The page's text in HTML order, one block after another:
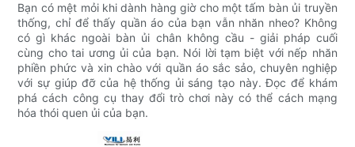
Bạn có mệt mỏi khi dành hàng giờ cho một tấm bàn ủi truyền
thống, chỉ để thấy quần áo của bạn vẫn nhăn nheo? Không
có gì khác ngoài bàn ủi chân không cầu - giải pháp cuối
cùng cho tai ương ủi của bạn. Nói lời tạm biệt với nếp nhăn
phiền phức và xin chào với quần áo sắc sảo, chuyên nghiệp
với sự giúp đỡ của hệ thống ủi sáng tạo này. Đọc để khám
phá cách công cụ thay đổi trò chơi này có thể cách mạng
hóa thói quen ủi của bạn.